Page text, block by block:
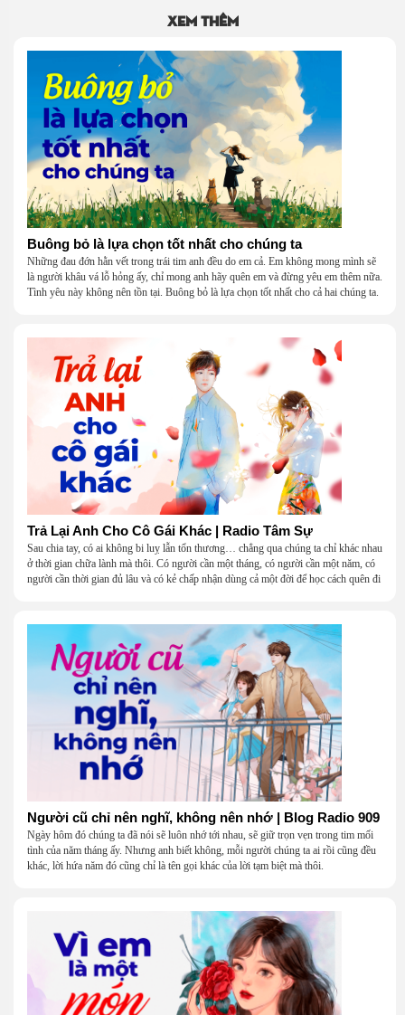
Xem thêm
Buông bỏ là lựa chọn tốt nhất cho chúng ta
Những đau đớn hằn vết trong trái tim anh đều do em cả. Em không mong mình sẽ
là người khâu vá lỗ hỏng ấy, chỉ mong anh hãy quên em và đừng yêu em thêm nữa.
Tình yêu này không nên tồn tại. Buông bỏ là lựa chọn tốt nhất cho cả hai chúng ta.
Trả Lại Anh Cho Cô Gái Khác | Radio Tâm Sự
Sau chia tay, có ai không bi luỵ lẫn tổn thương… chẳng qua chúng ta chỉ khác nhau
ở thời gian chữa lành mà thôi. Có người cần một tháng, có người cần một năm, có
người cần thời gian đủ lâu và có kẻ chấp nhận dùng cả một đời để học cách quên đi
Người cũ chỉ nên nghĩ, không nên nhớ | Blog Radio 909
Ngày hôm đó chúng ta đã nói sẽ luôn nhớ tới nhau, sẽ giữ trọn vẹn trong tim mối
tình của năm tháng ấy. Nhưng anh biết không, mỗi người chúng ta ai rồi cũng đều
khác, lời hứa năm đó cũng chỉ là tên gọi khác của lời tạm biệt mà thôi.